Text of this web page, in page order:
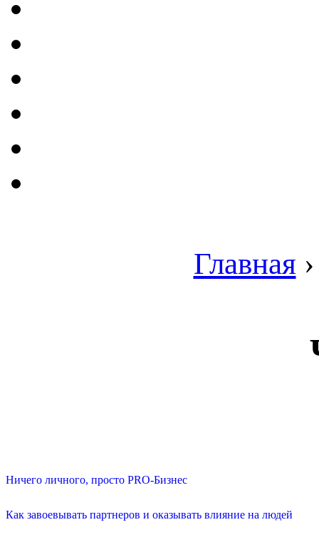
Главная
Ничего личного, просто PRO-Бизнес
Как завоевывать партнеров и оказывать влияние на людей